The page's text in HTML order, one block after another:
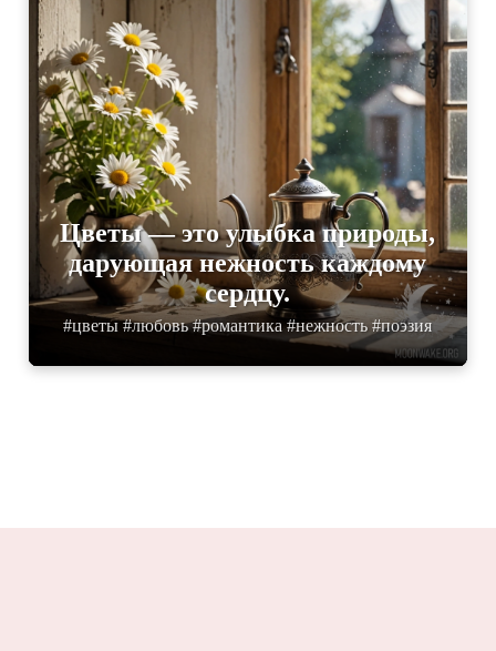
Цветы — это улыбка природы,
дарующая нежность каждому
сердцу.
#цветы #любовь #романтика #нежность #поэзия